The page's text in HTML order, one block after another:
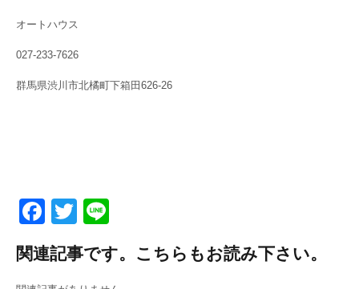
オートハウス
027-233-7626
群馬県渋川市北橘町下箱田626-26
F
a
c
T
tt
e
関連記事です。こちらもお読み下さい。